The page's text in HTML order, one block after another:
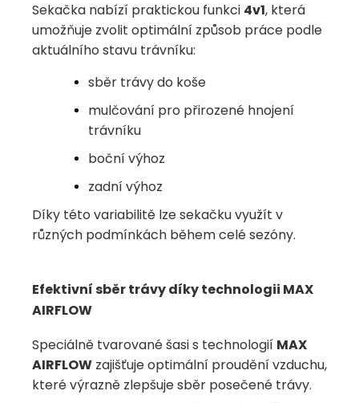
Sekačka nabízí praktickou funkci 4v1, která
umožňuje zvolit optimální způsob práce podle
aktuálního stavu trávníku:
sběr trávy do koše
mulčování pro přirozené hnojení
trávníku
boční výhoz
zadní výhoz
Díky této variabilitě lze sekačku využít v
různých podmínkách během celé sezóny.
Efektivní sběr trávy díky technologii MAX
AIRFLOW
Speciálně tvarované šasi s technologií MAX
AIRFLOW zajišťuje optimální proudění vzduchu,
které výrazně zlepšuje sběr posečené trávy.